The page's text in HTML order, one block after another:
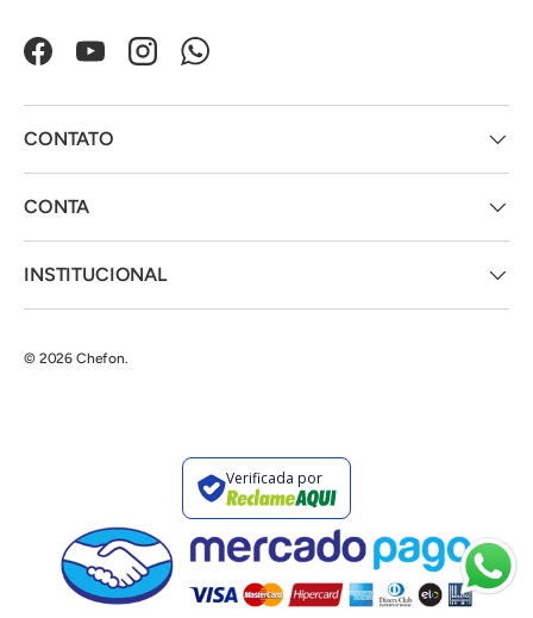
FacebookYouTubeInstagramWhatsApp
CONTATO
CONTA
INSTITUCIONAL
© 2026 Chefon.
Verificada por